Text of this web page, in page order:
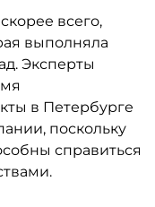
скорее всего,
выполняла
Эксперты
в Петербурге
поскольку
справиться